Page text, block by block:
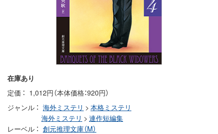
在庫あり
定価
1,012円（本体価格：920円）
ジャンル
海外ミステリ > 本格ミステリ
海外ミステリ > 連作短編集
レーベル
創元推理文庫（M）